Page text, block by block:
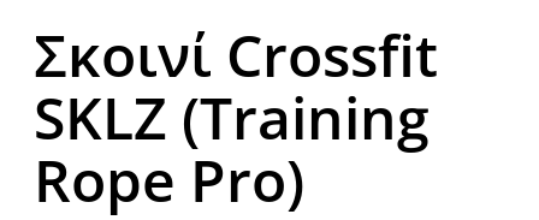
Σκοινί Crossfit
SKLZ (Training
Rope Pro)